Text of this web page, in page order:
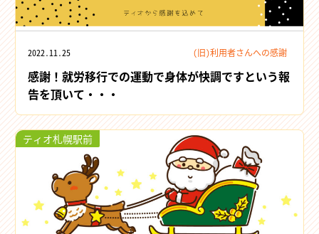
2022.11.25 (旧)利用者さんへの感謝
感謝！就労移行での運動で身体が快調ですという報
告を頂いて・・・
ティオ札幌駅前